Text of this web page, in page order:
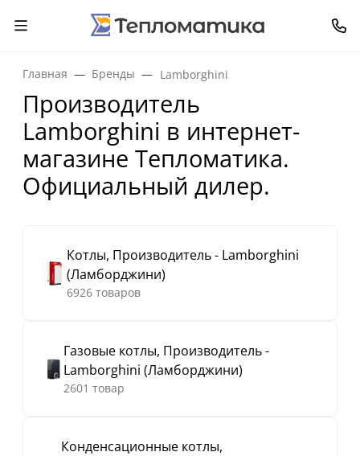
Главная Бренды Lamborghini
Производитель
Lamborghini в интернет-
магазине Тепломатика.
Официальный дилер.
Котлы, Производитель - Lamborghini
(Ламборджини)
6926 товаров
Газовые котлы, Производитель -
Lamborghini (Ламборджини)
2601 товар
Конденсационные котлы,